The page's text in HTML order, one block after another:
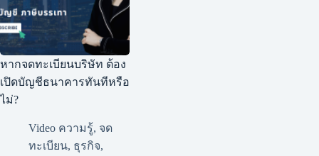
หากจดทะเบียนบริษัท ต้อง
เปิดบัญชีธนาคารทันทีหรือ
ไม่?
Video ความรู้, จด
ทะเบียน, ธุรกิจ,